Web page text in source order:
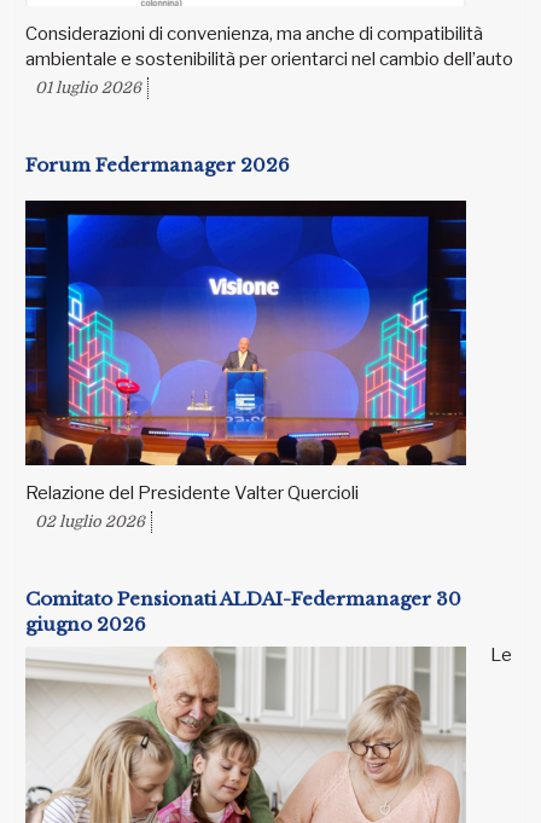
Considerazioni di convenienza, ma anche di compatibilità
ambientale e sostenibilità per orientarci nel cambio dell’auto
01 luglio 2026
Forum Federmanager 2026
Relazione del Presidente Valter Quercioli
02 luglio 2026
Comitato Pensionati ALDAI-Federmanager 30
giugno 2026
Le